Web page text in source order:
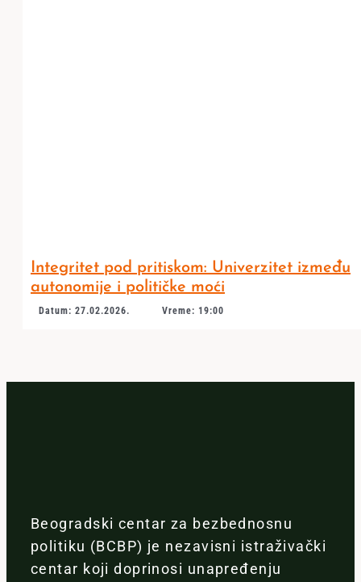
Integritet pod pritiskom: Univerzitet između
autonomije i političke moći
Datum: 27.02.2026. Vreme: 19:00
Beogradski centar za bezbednosnu
politiku (BCBP) je nezavisni istraživački
centar koji doprinosi unapređenju